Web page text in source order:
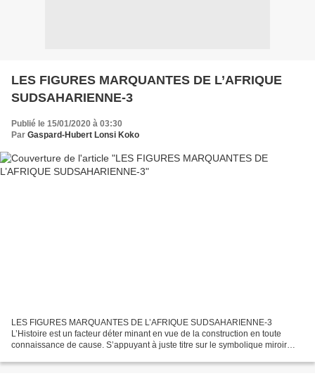
LES FIGURES MARQUANTES DE L’AFRIQUE
SUDSAHARIENNE-3
Publié le 15/01/2020 à 03:30
Par Gaspard-Hubert Lonsi Koko
LES FIGURES MARQUANTES DE L’AFRIQUE SUDSAHARIENNE-3
L’Histoire est un facteur déter minant en vue de la construction en toute
connaissance de cause. S’appuyant à juste titre sur le symbolique miroir